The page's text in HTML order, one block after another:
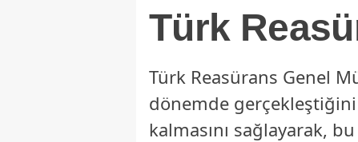
Türk
Türk Reasürans Genel
dönemde
kalmasını sağlayarak,